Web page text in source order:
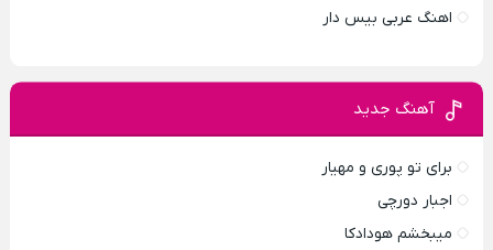
اهنگ عربی بیس دار
آهنگ جدید
برای تو پوری و مهیار
اجبار دورچی
میبخشم هودادکا